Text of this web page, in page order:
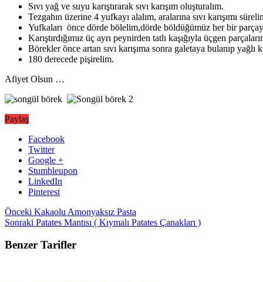
Sıvı yağ ve suyu karıştırarak sıvı karışım oluşturalım.
Tezgahın üzerine 4 yufkayı alalım, aralarına sıvı karışımı
Yufkaları önce dörde bölelim,dörde böldüğümüz her bir
Karıştırdığımız üç ayrı peynirden tatlı kaşığıyla üçgen
Börekler önce artan sıvı karışıma sonra galetaya bulanıp yağlı
180 derecede pişirelim.
Afiyet Olsun …
Paylaş
Facebook
Twitter
Google +
Stumbleupon
LinkedIn
Pinterest
Önceki Kakaolu Amonyaksız Pasta
Sonraki Patates Mantısı ( Kıymalı Patates Çanakları )
Benzer Tarifler